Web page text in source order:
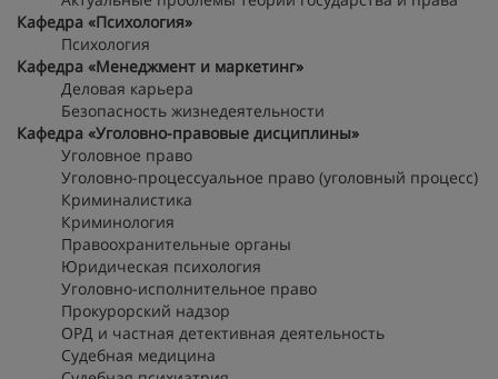
Кафедра «Психология»
Психология
Кафедра «Менеджмент и маркетинг»
Деловая карьера
Безопасность жизнедеятельности
Кафедра «Уголовно-правовые дисциплины»
Уголовное право
Уголовно-процессуальное право (уголовный процесс)
Криминалистика
Криминология
Правоохранительные органы
Юридическая психология
Уголовно-исполнительное право
Прокурорский надзор
ОРД и частная детективная деятельность
Судебная медицина